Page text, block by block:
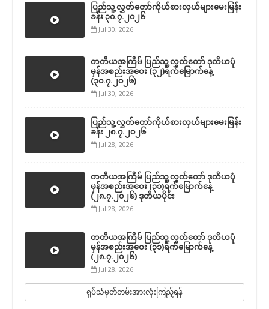
ပြည်သူ့လွှတ်တော်ကိုယ်စားလှယ်များမေးမြန်း
ခန်း ၃၀.၇.၂၀၂၆
Jul 30, 2026
တတိယအကြိမ် ပြည်သူ့လွှတ်တော် ဒုတိယပုံ
မှန်အစည်းအဝေး (၃၂)ရက်မြောက်နေ့
(၃၀.၇.၂၀၂၆)
Jul 30, 2026
ပြည်သူ့လွှတ်တော်ကိုယ်စားလှယ်များမေးမြန်း
ခန်း ၂၈.၇.၂၀၂၆
Jul 28, 2026
တတိယအကြိမ် ပြည်သူ့လွှတ်တော် ဒုတိယပုံ
မှန်အစည်းအဝေး (၃၁)ရက်မြောက်နေ့
(၂၈.၇.၂၀၂၆) ဒုတိယပိုင်း
Jul 28, 2026
တတိယအကြိမ် ပြည်သူ့လွှတ်တော် ဒုတိယပုံ
မှန်အစည်းအဝေး (၃၁)ရက်မြောက်နေ့
(၂၈.၇.၂၀၂၆)
Jul 28, 2026
ရုပ်သံမှတ်တမ်းအားလုံးကြည့်ရန်